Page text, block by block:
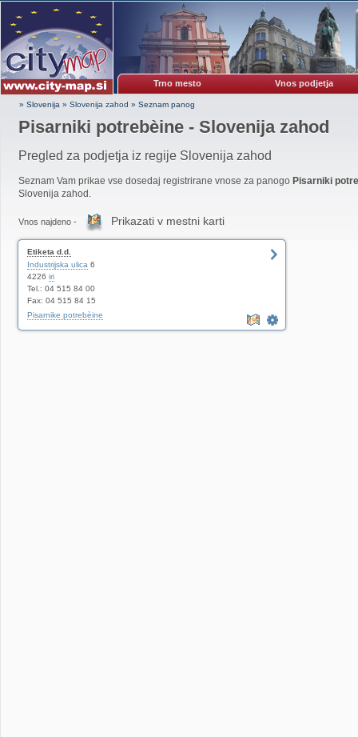
Trno mesto Vnos podjetja
» Slovenija » Slovenija zahod » Seznam panog
Pisarniki potrebèine - Slovenija zahod
Pregled za podjetja iz regije Slovenija zahod
Seznam Vam prikae vse dosedaj registrirane vnose za panogo Pisarniki
Slovenija zahod.
Vnos najdeno - Prikazati v mestni karti
Etiketa d.d.
Industrijska ulica 6
4226 iri
Tel.: 04 515 84 00
Fax: 04 515 84 15
Pisarnike potrebèine